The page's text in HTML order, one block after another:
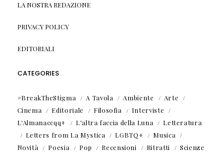
LA NOSTRA REDAZIONE
PRIVACY POLICY
EDITORIALI
CATEGORIES
#BreakTheStigma A Tavola Ambiente
Arte
Cinema
Editoriale Filosofia
Interviste
L'Almanaccqq+
L'altra faccia della Luna
Letteratura
Letters from La Mystica
LGBTQ+
Musica
Novità
Poesia Pop Recensioni Ritratti Scienze